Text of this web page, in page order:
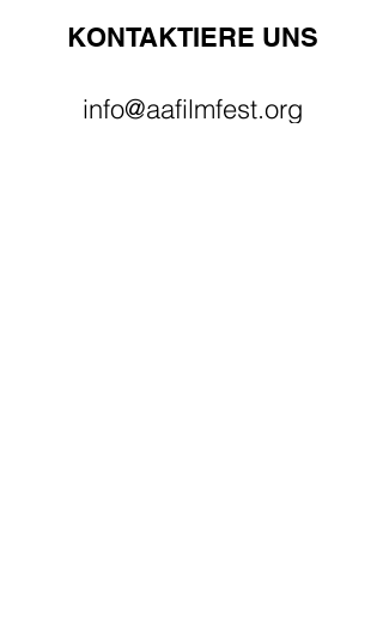
KONTAKTIERE UNS
info@aafilmfest.org